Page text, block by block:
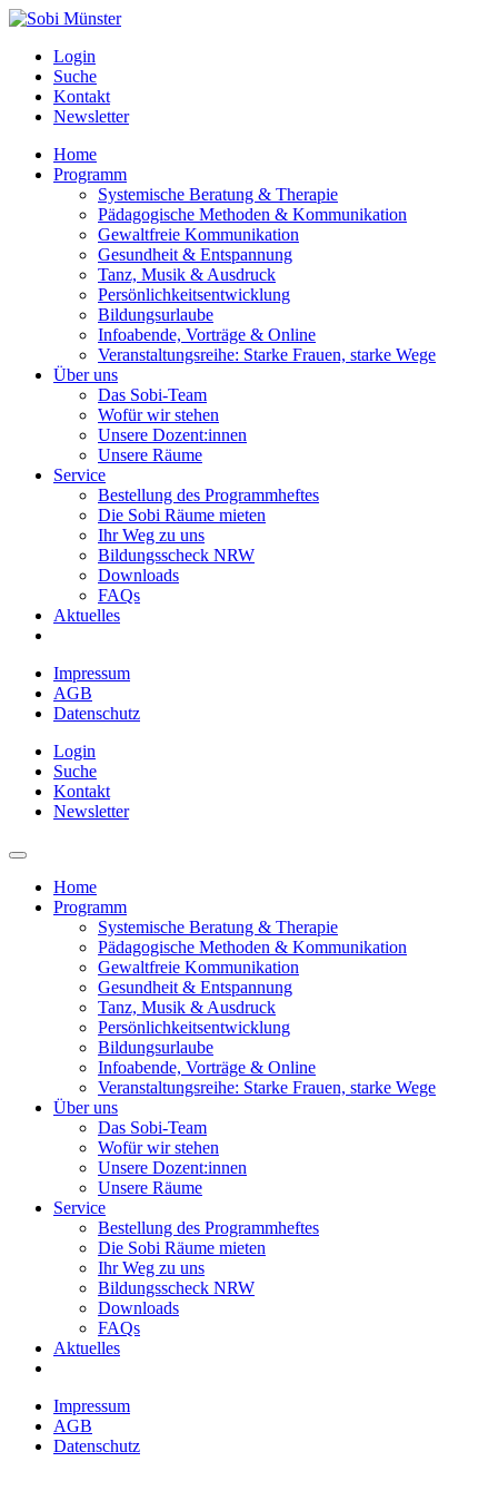
Login
Suche
Kontakt
Newsletter
Home
Programm
Systemische Beratung & Therapie
Pädagogische Methoden & Kommunikation
Gewaltfreie Kommunikation
Gesundheit & Entspannung
Tanz, Musik & Ausdruck
Persönlichkeitsentwicklung
Bildungsurlaube
Infoabende, Vorträge & Online
Veranstaltungsreihe: Starke Frauen, starke Wege
Über uns
Das Sobi-Team
Wofür wir stehen
Unsere Dozent:innen
Unsere Räume
Service
Bestellung des Programmheftes
Die Sobi Räume mieten
Ihr Weg zu uns
Bildungsscheck NRW
Downloads
FAQs
Aktuelles
Impressum
AGB
Datenschutz
Login
Suche
Kontakt
Newsletter
Home
Programm
Systemische Beratung & Therapie
Pädagogische Methoden & Kommunikation
Gewaltfreie Kommunikation
Gesundheit & Entspannung
Tanz, Musik & Ausdruck
Persönlichkeitsentwicklung
Bildungsurlaube
Infoabende, Vorträge & Online
Veranstaltungsreihe: Starke Frauen, starke Wege
Über uns
Das Sobi-Team
Wofür wir stehen
Unsere Dozent:innen
Unsere Räume
Service
Bestellung des Programmheftes
Die Sobi Räume mieten
Ihr Weg zu uns
Bildungsscheck NRW
Downloads
FAQs
Aktuelles
Impressum
AGB
Datenschutz